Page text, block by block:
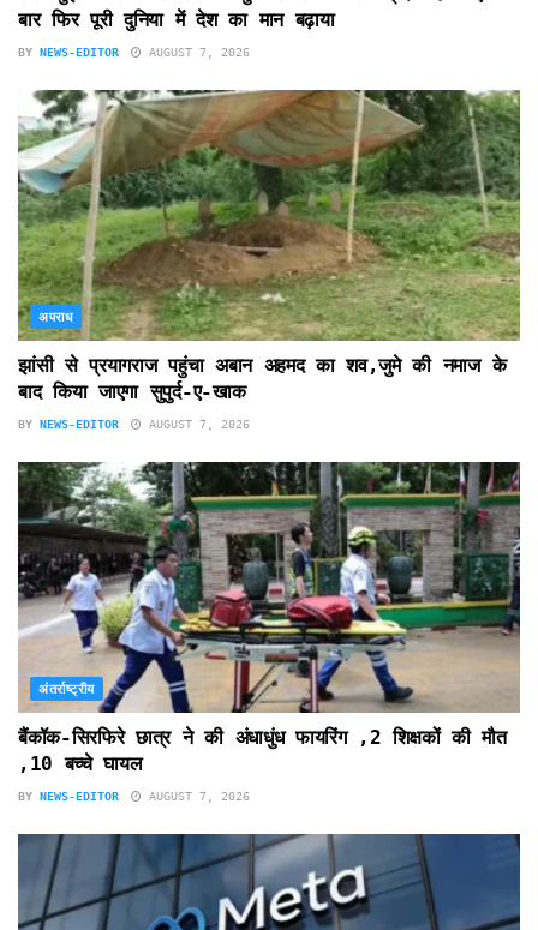
बार फिर पूरी दुनिया में देश का मान बढ़ाया
BY NEWS-EDITOR AUGUST 7, 2026
अपराध
झांसी से प्रयागराज पहुंचा अबान अहमद का शव,जुमे की नमाज के
बाद किया जाएगा सुपुर्द-ए-खाक
BY NEWS-EDITOR AUGUST 7, 2026
अंतर्राष्ट्रीय
बैंकॉक-सिरफिरे छात्र ने की अंधाधुंध फायरिंग ,2 शिक्षकों की मौत
,10 बच्चे घायल
BY NEWS-EDITOR AUGUST 7, 2026